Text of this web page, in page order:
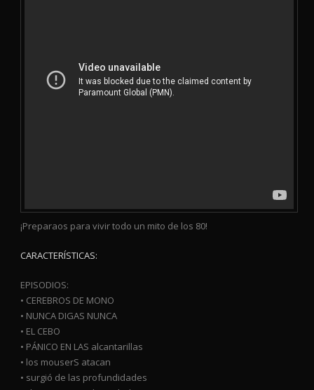
¡Preparaos para vivir todo un mito de los 80!
CARACTERÍSTICAS:
EPISODIOS:
• CEREBROS DE MONO
• NUNCA DIGAS NUNCA
• EL CEBO
• PÁNICO EN LAS alcantarillas
• los mouserS atacan
• surgió de las profundidades